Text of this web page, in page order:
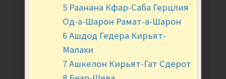
5 Раанана Кфар-Саба Герцлия
Од-а-Шарон Рамат-а-Шарон
6 Ашдод Гедера Кирьят-
Малахи
7 Ашкелон Кирьят-Гат Сдерот